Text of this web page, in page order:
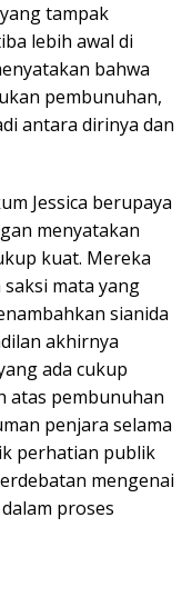
tampak
lebih awal di
bahwa
pembunuhan,
antara dirinya dan
Jessica berupaya
menyatakan
kuat. Mereka
mata yang
sianida
akhirnya
ada cukup
atas pembunuhan
penjara selama
perhatian publik
mengenai
proses